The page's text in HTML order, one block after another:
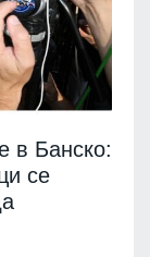
в Банско:
се